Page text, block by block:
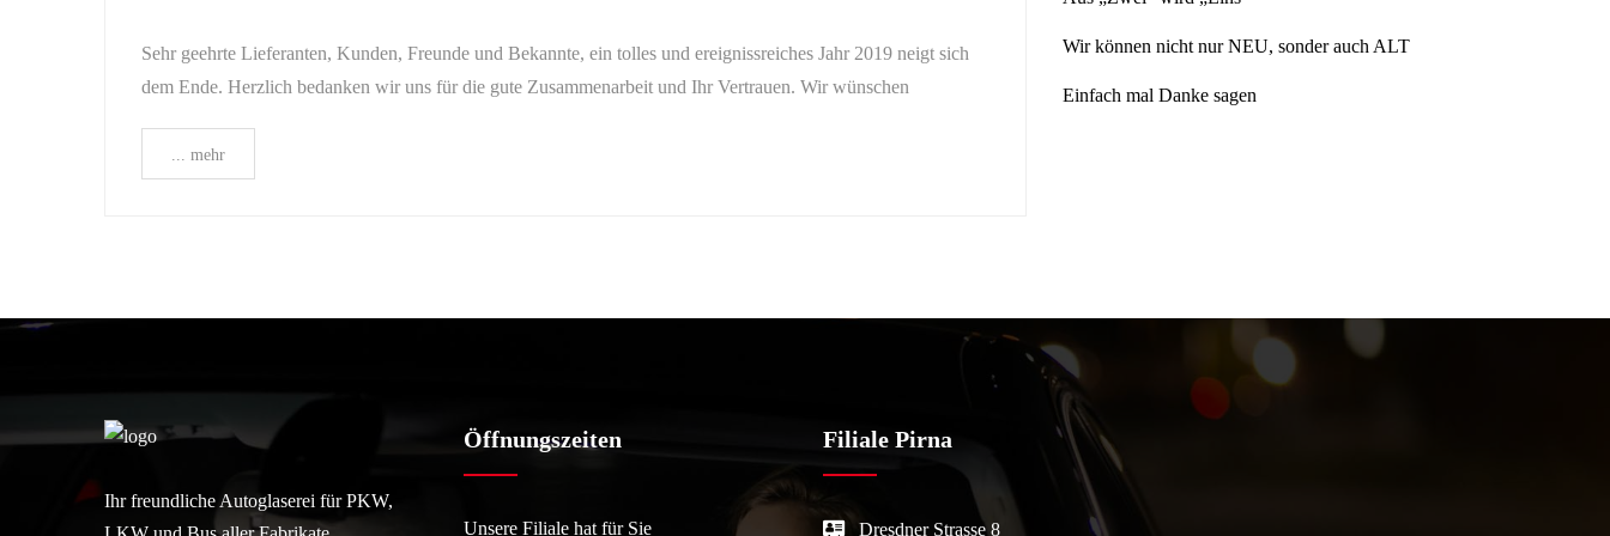
Sehr geehrte Lieferanten, Kunden, Freunde und Bekannte, ein tolles und ereignissreiches Jahr 2019 neigt sich
dem Ende. Herzlich bedanken wir uns für die gute Zusammenarbeit und Ihr Vertrauen. Wir wünschen
... mehr
Wir können nicht nur NEU, sonder auch ALT
Einfach mal Danke sagen
Ihr freundliche Autoglaserei für PKW,
Öffnungszeiten
Unsere Filiale hat für Sie
Filiale Pirna
Dresdner Strasse 8